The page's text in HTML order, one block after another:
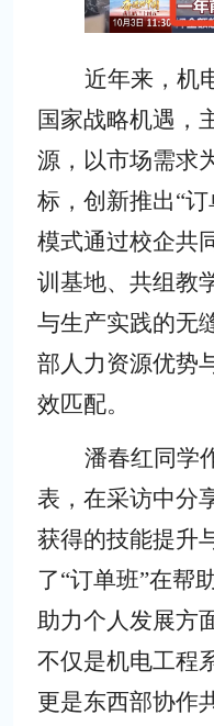
近年来，机
国家战略机遇，
源，以市场需求
标，创新推出“
模式通过校企共
训基地、共组教
与生产实践的无
部人力资源优势
效匹配。
潘春红同学
表，在采访中分
获得的技能提升
了“订单班”在帮
助力个人发展方
不仅是机电工程
更是东西部协作